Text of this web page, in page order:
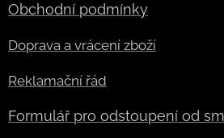
Obchodní podmínky
Doprava a vrácení zboží
Reklamační řád
Formulář pro odstoupení od